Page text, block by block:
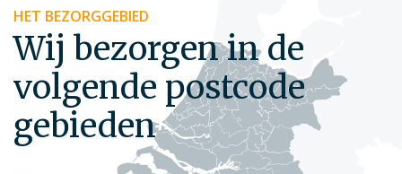
HET BEZORGGEBIED
Wij bezorgen in de
volgende postcode
gebieden